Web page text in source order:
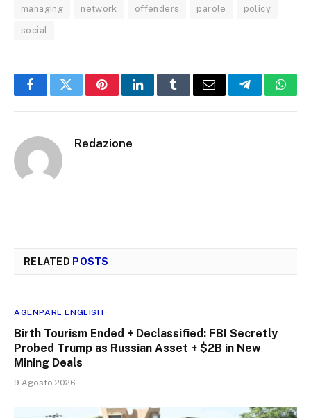
managing network offenders parole policy
social
FacebookTwitterPinterestLinkedInTumblrEmail Telegram
Redazione
RELATED POSTS
AGENPARL ENGLISH
Birth Tourism Ended + Declassified: FBI Secretly
Probed Trump as Russian Asset + $2B in New
Mining Deals
9 Agosto 2026